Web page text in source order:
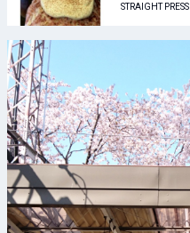
STRAIGHT PRESS